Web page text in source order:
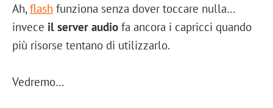
Ah,flash funziona senza dover toccare nulla…
invece il server audio fa ancora i capricci quando
più risorse tentano di utilizzarlo.
Vedremo…